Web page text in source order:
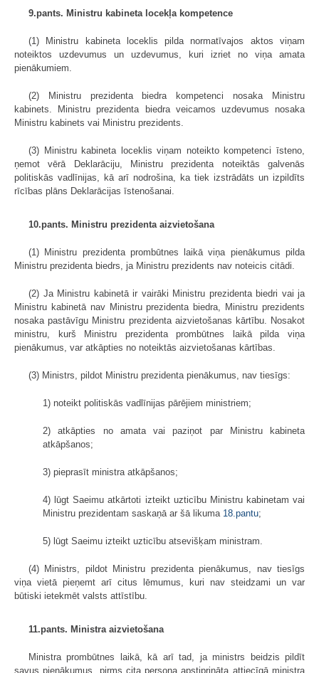
9.pants. Ministru kabineta locekļa kompetence
(1) Ministru kabineta loceklis pilda normatīvajos aktos viņam
noteiktos uzdevumus un uzdevumus, kuri izriet no viņa amata
pienākumiem.
(2) Ministru prezidenta biedra kompetenci nosaka Ministru
kabinets. Ministru prezidenta biedra veicamos uzdevumus nosaka
Ministru kabinets vai Ministru prezidents.
(3) Ministru kabineta loceklis viņam noteikto kompetenci īsteno,
ņemot vērā Deklarāciju, Ministru prezidenta noteiktās galvenās
politiskās vadlīnijas, kā arī nodrošina, ka tiek izstrādāts un izpildīts
rīcības plāns Deklarācijas īstenošanai.
10.pants. Ministru prezidenta aizvietošana
(1) Ministru prezidenta prombūtnes laikā viņa pienākumus pilda
Ministru prezidenta biedrs, ja Ministru prezidents nav noteicis citādi.
(2) Ja Ministru kabinetā ir vairāki Ministru prezidenta biedri vai ja
Ministru kabinetā nav Ministru prezidenta biedra, Ministru prezidents
nosaka pastāvīgu Ministru prezidenta aizvietošanas kārtību. Nosakot
ministru, kurš Ministru prezidenta prombūtnes laikā pilda viņa
pienākumus, var atkāpties no noteiktās aizvietošanas kārtības.
(3) Ministrs, pildot Ministru prezidenta pienākumus, nav tiesīgs:
1) noteikt politiskās vadlīnijas pārējiem ministriem;
2) atkāpties no amata vai paziņot par Ministru kabineta
atkāpšanos;
3) pieprasīt ministra atkāpšanos;
4) lūgt Saeimu atkārtoti izteikt uzticību Ministru kabinetam vai
Ministru prezidentam saskaņā ar šā likuma 18.pantu;
5) lūgt Saeimu izteikt uzticību atsevišķam ministram.
(4) Ministrs, pildot Ministru prezidenta pienākumus, nav tiesīgs
viņa vietā pieņemt arī citus lēmumus, kuri nav steidzami un var
būtiski ietekmēt valsts attīstību.
11.pants. Ministra aizvietošana
Ministra prombūtnes laikā, kā arī tad, ja ministrs beidzis pildīt
savus pienākumus, pirms cita persona apstiprināta attiecīgā ministra